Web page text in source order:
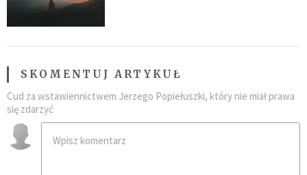
SKOMENTUJ ARTYKUŁ
Cud za wstawiennictwem Jerzego Popiełuszki, który nie miał prawa
się zdarzyć